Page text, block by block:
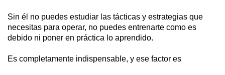
Sin él no puedes estudiar las tácticas y estrategias que
necesitas para operar, no puedes entrenarte como es
debido ni poner en práctica lo aprendido.
Es completamente indispensable, y ese factor es